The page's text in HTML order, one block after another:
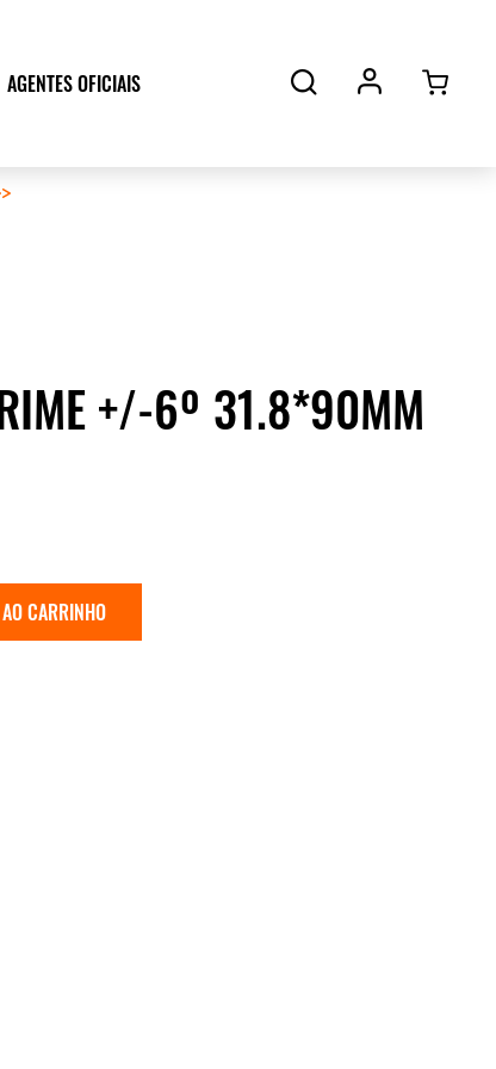
AGENTES OFICIAIS
+/-6º 31.8*90MM
CARRINHO